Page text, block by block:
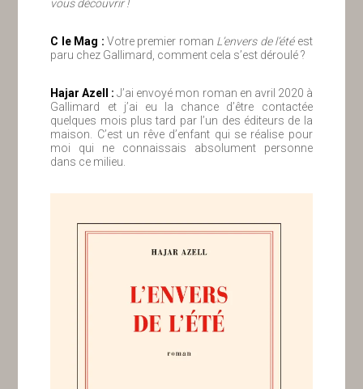
vous découvrir !
C le Mag : Votre premier roman L’envers de l’étéest
paru chez Gallimard, comment cela s’est déroulé ?
Hajar Azell : J’ai envoyé mon roman en avril 2020 à
Gallimard et j’ai eu la chance d’être contactée
quelques mois plus tard par l’un des éditeurs de la
maison. C’est un rêve d’enfant qui se réalise pour
moi qui ne connaissais absolument personne
dans ce milieu.